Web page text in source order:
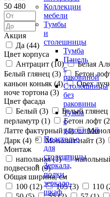
Коллекции
мебели
Тумбы
и
столешницы
Тумба
Панель
с
раковиной
Столешницы
без
раковины
Тумба
с
раковиной
Подстолье
для
столешницы
Зеркала,
полки,
зеркало-
шкаф
50 480
Акция
Да (44)
Цвет корпуса
Антрацит (10) Белая
Белый глянец (3) Бетон
каньон коньяк (4) Орех
ноче тортона (3)
Цвет фасада
Белый (3) Белый глянец
перламутр (1) Бетон лофт (2
Латте фактурный (4)
Дарк (4) Монолит найт (3)
Монтаж
напольная (1)
подвесной (9)
Общая ширина, см
100 (12) 105 (3) 110 (